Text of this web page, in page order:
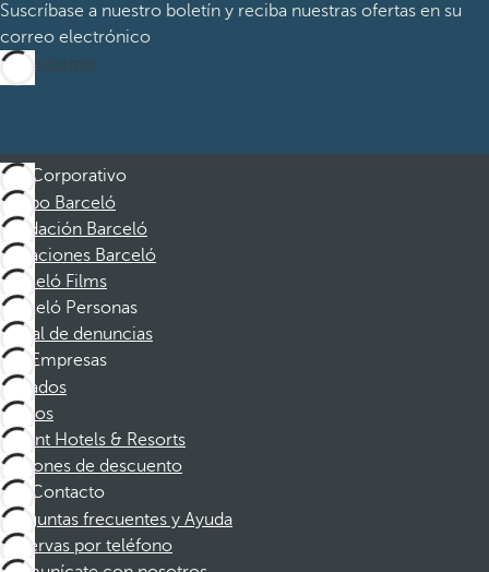
Suscríbase a nuestro boletín y reciba nuestras ofertas en su
correo electrónico
Suscribirme
Corporativo
Grupo Barceló
Fundación Barceló
Vacaciones Barceló
Barceló Films
Barceló Personas
Canal de denuncias
Empresas
Afiliados
Socios
Dorint Hotels & Resorts
Cupones de descuento
Contacto
Preguntas frecuentes y Ayuda
Reservas por teléfono